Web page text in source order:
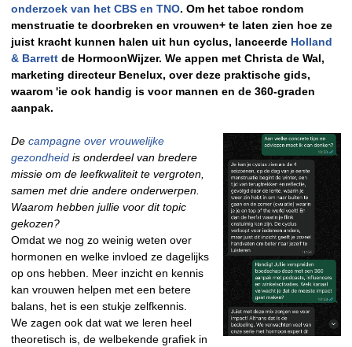
onderzoek van het CBS en TNO. Om het taboe rondom
menstruatie te doorbreken en vrouwen+ te laten zien hoe ze
juist kracht kunnen halen uit hun cyclus, lanceerde Holland
& Barrett de HormoonWijzer. We appen met Christa de Wal,
marketing directeur Benelux, over deze praktische gids,
waarom 'ie ook handig is voor mannen en de 360-graden
aanpak.
De campagne over vrouwelijke
gezondheid is onderdeel van bredere
missie om de leefkwaliteit te vergroten,
samen met drie andere onderwerpen.
Waarom hebben jullie voor dit topic
gekozen?
Omdat we nog zo weinig weten over
hormonen en welke invloed ze dagelijks
op ons hebben. Meer inzicht en kennis
kan vrouwen helpen met een betere
balans, het is een stukje zelfkennis.
We zagen ook dat wat we leren heel
theoretisch is, de welbekende grafiek in